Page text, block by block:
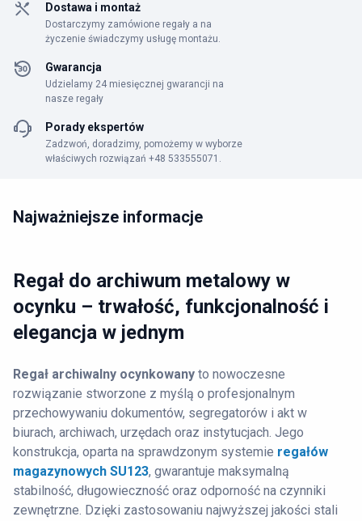
Dostawa i montaż
Dostarczymy zamówione regały a na
życzenie świadczymy usługę montażu.
Gwarancja
Udzielamy 24 miesięcznej gwarancji na
nasze regały
Porady ekspertów
Zadzwoń, doradzimy, pomożemy w wyborze
właściwych rozwiązań +48 533555071.
Najważniejsze informacje
Regał do archiwum metalowy w
ocynku – trwałość, funkcjonalność i
elegancja w jednym
Regał archiwalny ocynkowany to nowoczesne
rozwiązanie stworzone z myślą o profesjonalnym
przechowywaniu dokumentów, segregatorów i akt w
biurach, archiwach, urzędach oraz instytucjach. Jego
konstrukcja, oparta na sprawdzonym systemie regałów
magazynowych SU123, gwarantuje maksymalną
stabilność, długowieczność oraz odporność na czynniki
zewnętrzne. Dzięki zastosowaniu najwyższej jakości stali